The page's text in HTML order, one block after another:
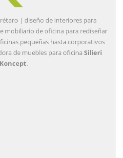
| diseño de interiores para
mobiliario de oficina para rediseñar
pequeñas hasta corporativos
de muebles para oficina Silieri
Koncept.